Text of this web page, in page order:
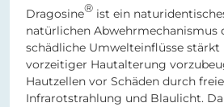
Dragosine® ist ein
natürlichen Abwehrmechanismus
schädliche Umwelteinflüsse
vorzeitiger Hautalterung
Hautzellen vor Schäden durch
Infrarotstrahlung und Blaulicht.